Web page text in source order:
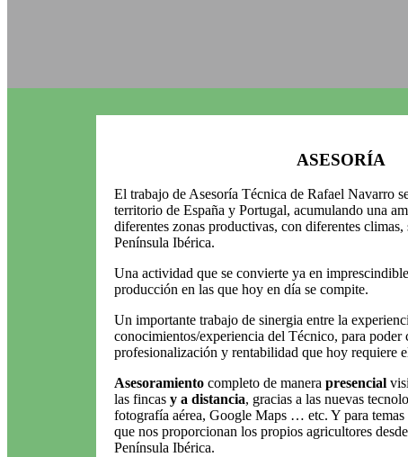
ASESORÍA
El trabajo de Asesoría Técnica de Rafael Navarro
territorio de España y Portugal, acumulando una
diferentes zonas productivas, con diferentes
Península Ibérica.
Una actividad que se convierte ya en
producción en las que hoy en día se compite.
Un importante trabajo de sinergia entre la
conocimientos/experiencia del Técnico, para poder
profesionalización y rentabilidad que hoy requiere
Asesoramiento completo de manera presencial
las fincas y a distancia, gracias a las nuevas
fotografía aérea, Google Maps … etc. Y para temas
que nos proporcionan los propios agricultores
Península Ibérica.